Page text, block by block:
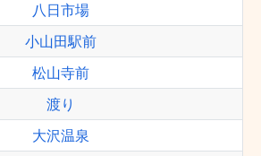
八日市場
小山田駅前
松山寺前
渡り
大沢温泉